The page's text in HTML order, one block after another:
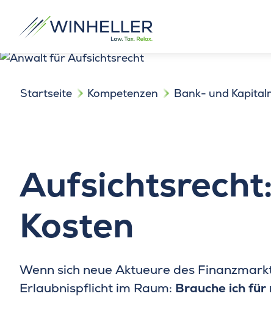
Startseite Kompetenzen Bank- und
Kosten
Wenn sich neue Aktueure des
Erlaubnispflicht im Raum: Brauche ich